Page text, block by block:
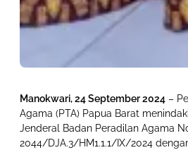
Manokwari, 24 September 2024 –
Agama (PTA) Papua Barat
Jenderal Badan Peradilan Agama
2044/DJA.3/HM1.1.1/IX/2024